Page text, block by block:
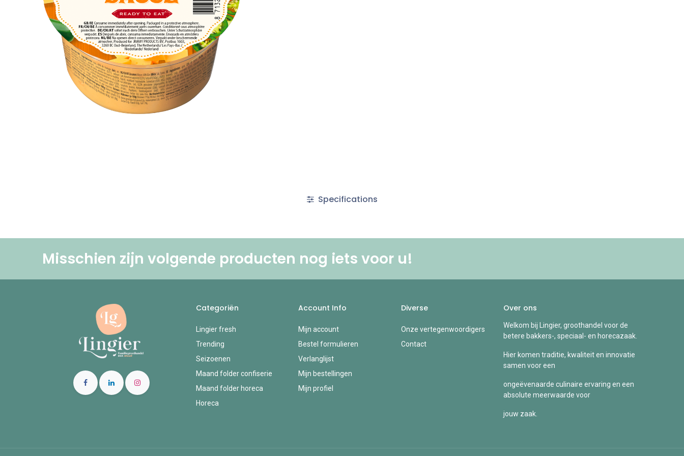
Specifications
Misschien zijn volgende producten nog iets voor u! ​
Categoriën
Lingier fresh
Trending
Seizoenen
Maand folder confiserie
Maand folder horeca
Horeca
Account Info
Mijn account
Bestel formulieren
Verlanglijst
Mijn bestellingen
Mijn profiel
Diverse
Onze vertegenwoordigers
Contact
Over ons
Welkom bij Lingier, groothandel voor de
betere bakkers-, speciaal- en horecazaak.
Hier komen traditie, kwaliteit en innovatie
samen voor een
ongeëvenaarde culinaire ervaring en een
absolute meerwaarde voor
jouw zaak.